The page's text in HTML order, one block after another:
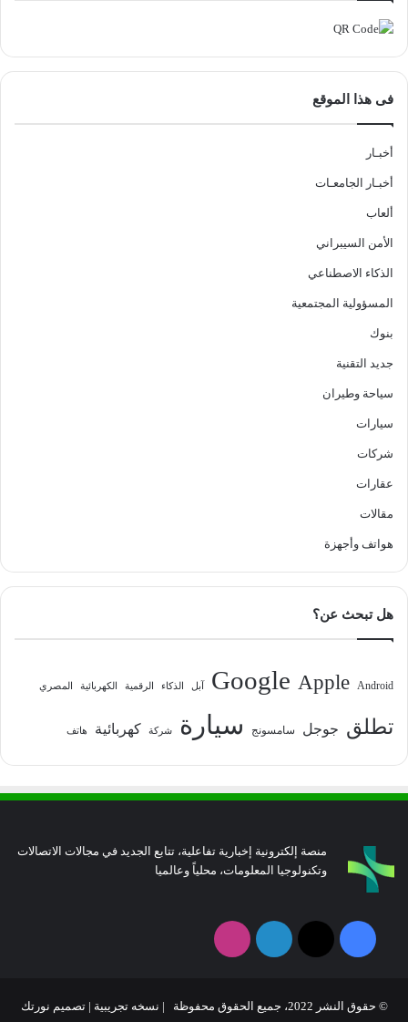
فى هذا الموقع
أخبـار
أخبـار الجامعـات
ألعاب
الأمن السيبراني
الذكاء الاصطناعي
المسؤولية المجتمعية
بنوك
جديد التقنية
سياحة وطيران
سيارات
شركات
عقارات
مقالات
هواتف وأجهزة
هل تبحث عن؟
Android
Apple
Google آبل الذكاء الرقمية الكهربائية المصري
تطلق جوجل سامسونج سيارة شركة كهربائية هاتف
منصة إلكترونية إخبارية تفاعلية، تتابع الجديد في مجالات الاتصالات
وتكنولوجيا المعلومات، محلياً وعالميا
فيسبوك
‫X لينكدإن انستقرام
© حقوق النشر 2022، جميع الحقوق محفوظة | نسخه تجريبية | تصميم نورتك